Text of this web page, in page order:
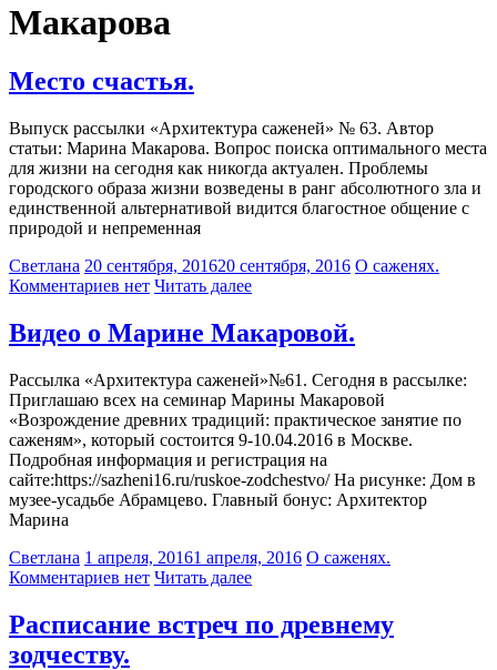
Макарова
Место счастья.
Выпуск рассылки «Архитектура саженей» № 63. Автор
статьи: Марина Макарова. Вопрос поиска оптимального места
для жизни на сегодня как никогда актуален. Проблемы
городского образа жизни возведены в ранг абсолютного зла и
единственной альтернативой видится благостное общение с
природой и непременная
Светлана 20 сентября, 201620 сентября, 2016 О саженях.
Комментариев нет Читать далее
Видео о Марине Макаровой.
Рассылка «Архитектура саженей»№61. Сегодня в рассылке:
Приглашаю всех на семинар Марины Макаровой
«Возрождение древних традиций: практическое занятие по
саженям», который состоится 9-10.04.2016 в Москве.
Подробная информация и регистрация на
сайте:https://sazheni16.ru/ruskoe-zodchestvo/ На рисунке: Дом в
музее-усадьбе Абрамцево. Главный бонус: Архитектор
Марина
Светлана 1 апреля, 20161 апреля, 2016 О саженях.
Комментариев нет Читать далее
Расписание встреч по древнему
зодчеству.